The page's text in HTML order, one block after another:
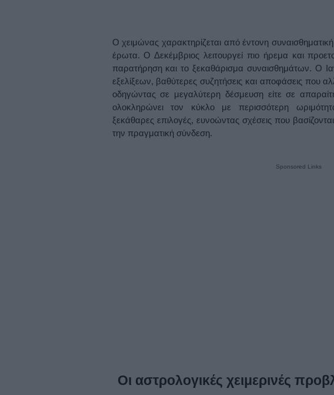
Ο χειμώνας χαρακτηρίζεται από έντονη
έρωτα. Ο Δεκέμβριος λειτουργεί πιο ήρεμα και
παρατήρηση και το ξεκαθάρισμα συναισθημάτων. Ο
εξελίξεων, βαθύτερες συζητήσεις και αποφάσεις που
οδηγώντας σε μεγαλύτερη δέσμευση είτε σε
ολοκληρώνει τον κύκλο με περισσότερη
ξεκάθαρες επιλογές, ευνοώντας σχέσεις που βασίζονται
την πραγματική σύνδεση.
Sponsored Links
Οι αστρολογικές χειμερινές